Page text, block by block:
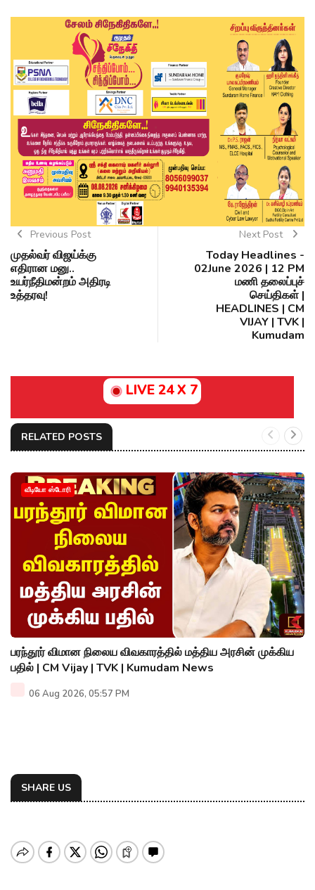
Previous Post
முதல்வர் விஜய்க்கு
எதிரான மனு..
உயர்நீதிமன்றம் அதிரடி
உத்தரவு!
Next Post
Today Headlines -
02June 2026 | 12 PM
மணி தலைப்புச்
செய்திகள் |
HEADLINES | CM
VIJAY | TVK |
Kumudam
LIVE 24 X 7
RELATED POSTS
வீடியோ ஸ்டோரி
பரந்தூர் விமான நிலைய விவகாரத்தில் மத்திய அரசின் முக்கிய
பதில் | CM Vijay | TVK | Kumudam News
06 Aug 2026, 05:57 PM
SHARE US